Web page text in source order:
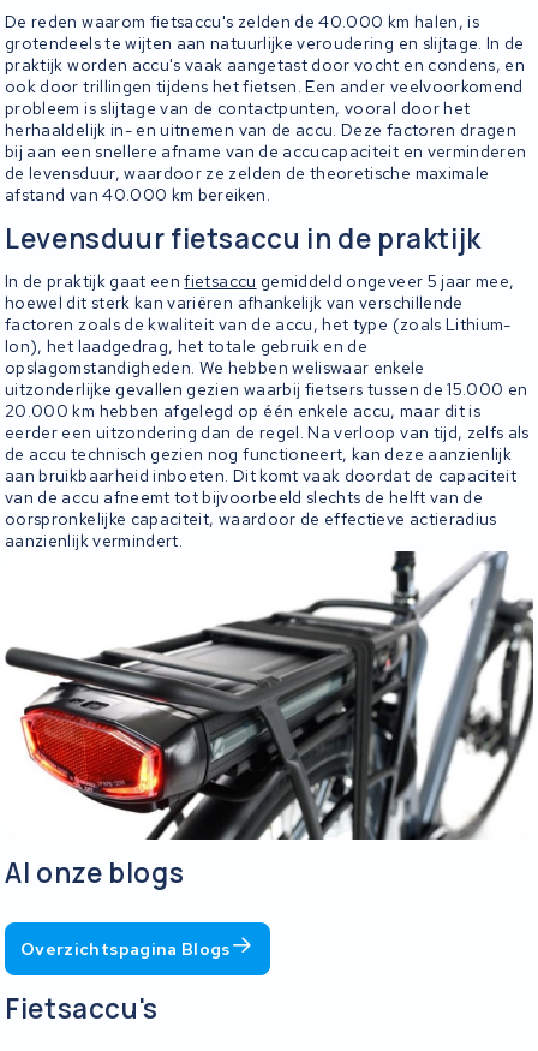
De reden waarom fietsaccu's zelden de 40.000 km halen, is
grotendeels te wijten aan natuurlijke veroudering en slijtage. In de
praktijk worden accu's vaak aangetast door vocht en condens, en
ook door trillingen tijdens het fietsen. Een ander veelvoorkomend
probleem is slijtage van de contactpunten, vooral door het
herhaaldelijk in- en uitnemen van de accu. Deze factoren dragen
bij aan een snellere afname van de accucapaciteit en verminderen
de levensduur, waardoor ze zelden de theoretische maximale
afstand van 40.000 km bereiken.
Levensduur fietsaccu in de praktijk
In de praktijk gaat eenfietsaccu gemiddeld ongeveer 5 jaar mee,
hoewel dit sterk kan variëren afhankelijk van verschillende
factoren zoals de kwaliteit van de accu, het type (zoals Lithium-
Ion), het laadgedrag, het totale gebruik en de
opslagomstandigheden. We hebben weliswaar enkele
uitzonderlijke gevallen gezien waarbij fietsers tussen de 15.000 en
20.000 km hebben afgelegd op één enkele accu, maar dit is
eerder een uitzondering dan de regel. Na verloop van tijd, zelfs als
de accu technisch gezien nog functioneert, kan deze aanzienlijk
aan bruikbaarheid inboeten. Dit komt vaak doordat de capaciteit
van de accu afneemt tot bijvoorbeeld slechts de helft van de
oorspronkelijke capaciteit, waardoor de effectieve actieradius
aanzienlijk vermindert.
Al onze blogs
Overzichtspagina Blogs
Fietsaccu's